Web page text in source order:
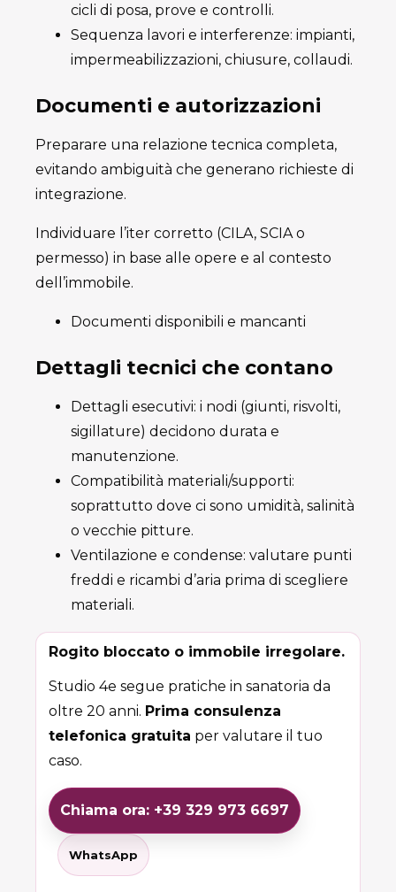
cicli di posa, prove e controlli.
Sequenza lavori e interferenze: impianti,
impermeabilizzazioni, chiusure, collaudi.
Documenti e autorizzazioni
Preparare una relazione tecnica completa,
evitando ambiguità che generano richieste di
integrazione.
Individuare l’iter corretto (CILA, SCIA o
permesso) in base alle opere e al contesto
dell’immobile.
Documenti disponibili e mancanti
Dettagli tecnici che contano
Dettagli esecutivi: i nodi (giunti, risvolti,
sigillature) decidono durata e
manutenzione.
Compatibilità materiali/supporti:
soprattutto dove ci sono umidità, salinità
o vecchie pitture.
Ventilazione e condense: valutare punti
freddi e ricambi d’aria prima di scegliere
materiali.
Rogito bloccato o immobile irregolare.
Studio 4e segue pratiche in sanatoria da
oltre 20 anni. Prima consulenza
telefonica gratuita per valutare il tuo
caso.
Chiama ora: +39 329 973 6697
WhatsApp